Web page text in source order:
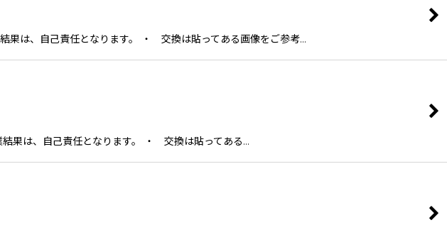
は、自己責任となります。 ・ 交換は貼ってある画像をご参考…
は、自己責任となります。 ・ 交換は貼ってある…